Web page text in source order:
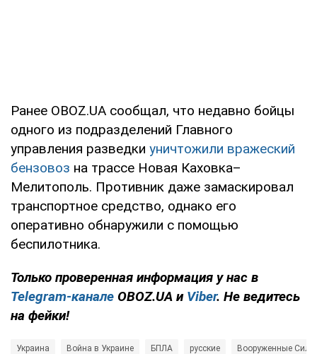
Ранее OBOZ.UA сообщал, что недавно бойцы
одного из подразделений Главного
управления разведки уничтожили вражеский
бензовоз на трассе Новая Каховка–
Мелитополь. Противник даже замаскировал
транспортное средство, однако его
оперативно обнаружили с помощью
беспилотника.
Только проверенная информация у нас в
Telegram-канале OBOZ.UA и Viber. Не ведитесь
на фейки!
Украина Война в Украине БПЛА русские Вооруженные